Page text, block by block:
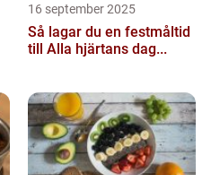
16 september 2025
Så lagar du en festmåltid
till Alla hjärtans dag...